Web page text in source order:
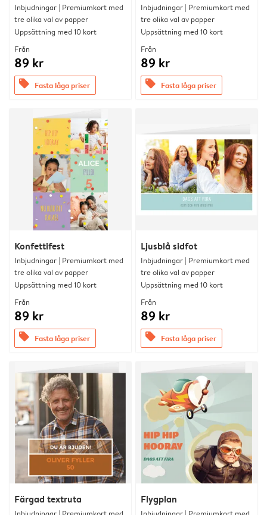
Inbjudningar | Premiumkort med
tre olika val av papper
Uppsättning med 10 kort
Från
89 kr
offers Fasta låga priser
Inbjudningar | Premiumkort med
tre olika val av papper
Uppsättning med 10 kort
Från
89 kr
offers Fasta låga priser
Konfettifest
Inbjudningar | Premiumkort med
tre olika val av papper
Uppsättning med 10 kort
Från
89 kr
offers Fasta låga priser
Ljusblå sidfot
Inbjudningar | Premiumkort med
tre olika val av papper
Uppsättning med 10 kort
Från
89 kr
offers Fasta låga priser
Färgad textruta Flygplan